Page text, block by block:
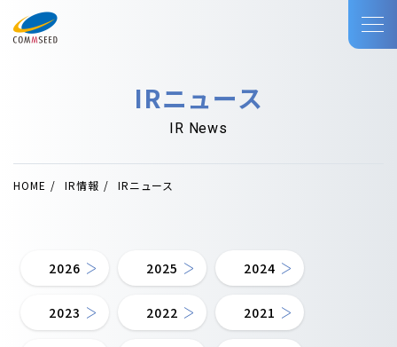
IRニュース
IR News
HOME IR情報 IRニュース
2026 2025 2024
2023 2022 2021